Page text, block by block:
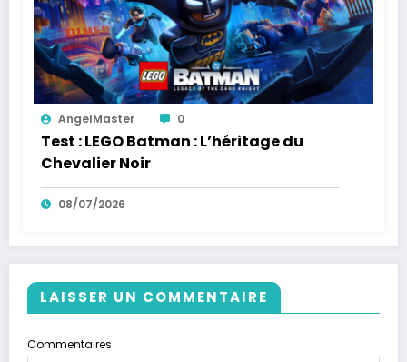
AngelMaster 0
Test : LEGO Batman : L’héritage du
Chevalier Noir
08/07/2026
LAISSER UN COMMENTAIRE
Commentaires